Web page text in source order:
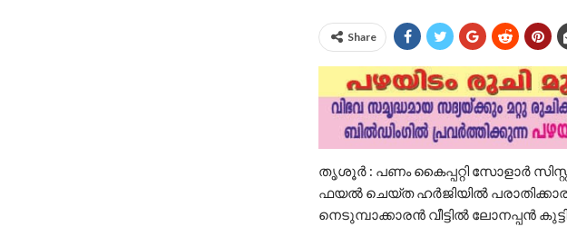
Share
തൃശൂർ : പണം കൈപ്പറ്റി സോളാർ
ഫയൽ ചെയ്ത ഹർജിയിൽ
നെടുമ്പാക്കാരൻ വീട്ടിൽ